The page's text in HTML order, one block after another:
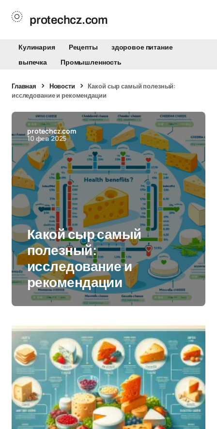
protechcz.com
Кулинария Рецепты
здоровое питание
выпечка
Промышленность
Главная Новости
Какой сыр самый полезный:
исследование и рекомендации
protechcz.com
10 фев 2025
Какой сыр самый
полезный:
исследование и
рекомендации